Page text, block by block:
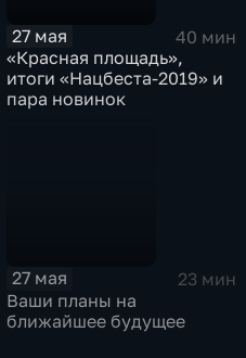
27 мая
40 мин
«Красная площадь»,
итоги «Нацбеста-2019» и
пара новинок
27 мая
23 мин
Ваши планы на
ближайшее будущее